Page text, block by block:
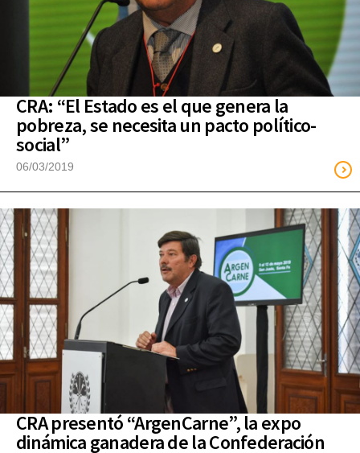
CRA: “El Estado es el que genera la
pobreza, se necesita un pacto político-
social”
06/03/2019
CRA presentó “ArgenCarne”, la expo
dinámica ganadera de la Confederación